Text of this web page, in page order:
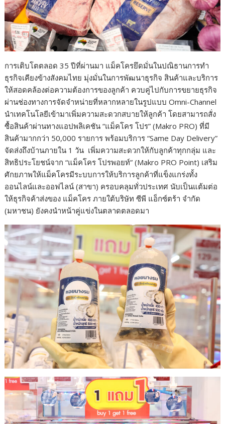
การเติบโตตลอด 35 ปีที่ผ่านมา แม็คโครยึดมั่นในปณิธานการทำ
ธุรกิจเคียงข้างสังคมไทย มุ่งมั่นในการพัฒนาธุรกิจ สินค้าและบริการ
ให้สอดคล้องต่อความต้องการของลูกค้า ควบคู่ไปกับการขยายธุรกิจ
ผ่านช่องทางการจัดจำหน่ายที่หลากหลายในรูปแบบ Omni-Channel
นำเทคโนโลยีเข้ามาเพิ่มความสะดวกสบายให้ลูกค้า โดยสามารถสั่ง
ซื้อสินค้าผ่านทางแอปพลิเคชัน “แม็คโคร โปร” (Makro PRO) ที่มี
สินค้ามากกว่า 50,000 รายการ พร้อมบริการ “Same Day Delivery”
จัดส่งถึงบ้านภายใน 1 วัน เพิ่มความสะดวกให้กับลูกค้าทุกกลุ่ม และ
สิทธิประโยชน์จาก “แม็คโคร โปรพอยท์” (Makro PRO Point) เสริม
ศักยภาพให้แม็คโครมีระบบการให้บริการลูกค้าที่แข็งแกร่งทั้ง
ออนไลน์และออฟไลน์ (สาขา) ครอบคลุมทั่วประเทศ นับเป็นแต้มต่อ
ให้ธุรกิจค้าส่งของ แม็คโคร ภายใต้บริษัท ซีพี แอ็กซ์ตร้า จำกัด
(มหาชน) ยังคงนำหน้าคู่แข่งในตลาดตลอดมา